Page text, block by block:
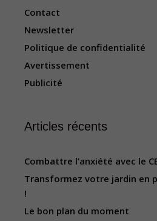
Contact
Newsletter
Politique de confidentialité
Avertissement
Publicité
Articles récents
Combattre l’anxiété avec le
Transformez votre jardin en
!
Le bon plan du moment